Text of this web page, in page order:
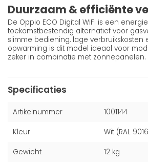
Duurzaam & efficiënte
De Oppio ECO Digital WiFi is een
toekomstbestendig alternatief voor
slimme bediening, lage verbruikskosten
opwarming is dit model ideaal voor
zeker in combinatie met zonnepanelen.
Specificaties
Artikelnummer 1001144
Kleur Wit (RAL
Gewicht 12 kg